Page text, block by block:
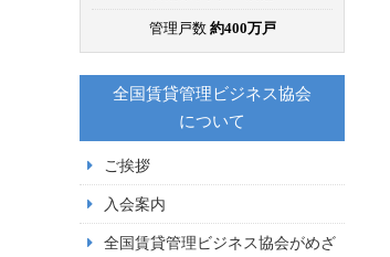
管理戸数 約400万戸
全国賃貸管理ビジネス協会
について
ご挨拶
入会案内
全国賃貸管理ビジネス協会がめざ